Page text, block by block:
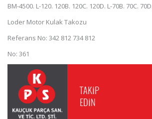
BM-4500. L-120. 120B. 120C. 120D. L-70B. 70C.
Loder Motor Kulak Takozu
Referans No: 342 812 734 812
No: 361
TAKİP
EDİN